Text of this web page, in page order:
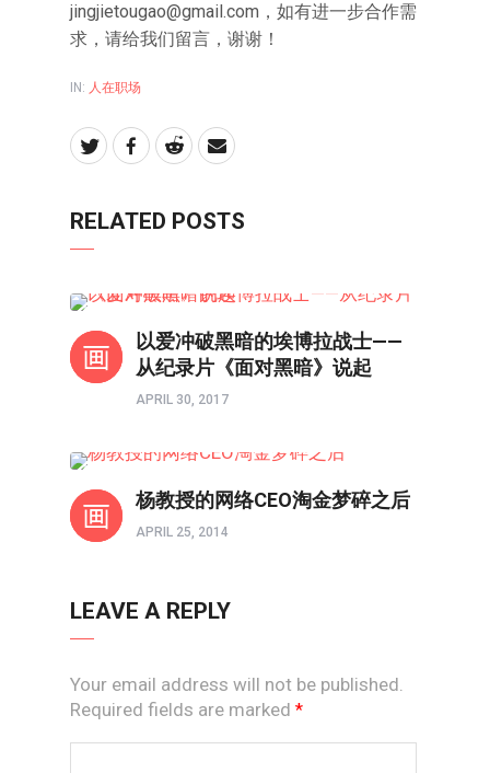
jingjietougao@gmail.com ，如有进一步合作需
求，请给我们留言，谢谢！
IN: 人在职场
RELATED POSTS
以爱冲破黑暗的埃博拉战士——
从纪录片《面对黑暗》说起
APRIL 30, 2017
杨教授的网络CEO淘金梦碎之后
APRIL 25, 2014
LEAVE A REPLY
Your email address will not be published.
Required fields are marked *